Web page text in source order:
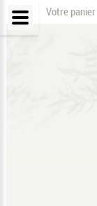
Votre panier